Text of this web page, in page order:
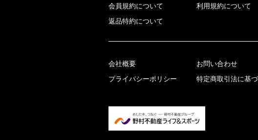
会員規約について
返品特約について
利用規約について
会社概要
プライバシーポリシー
お問い合わせ
特定商取引法に基